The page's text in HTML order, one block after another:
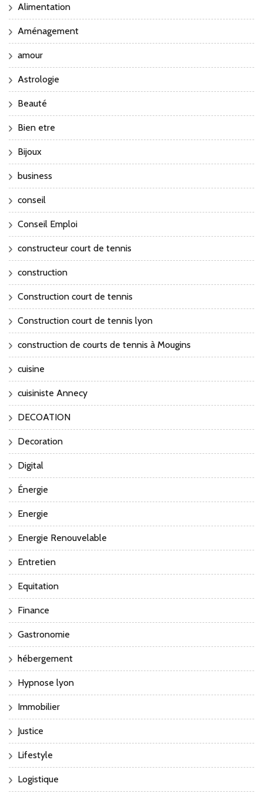
Alimentation
Aménagement
amour
Astrologie
Beauté
Bien etre
Bijoux
business
conseil
Conseil Emploi
constructeur court de tennis
construction
Construction court de tennis
Construction court de tennis lyon
construction de courts de tennis à Mougins
cuisine
cuisiniste Annecy
DECOATION
Decoration
Digital
Énergie
Energie
Energie Renouvelable
Entretien
Equitation
Finance
Gastronomie
hébergement
Hypnose lyon
Immobilier
Justice
Lifestyle
Logistique